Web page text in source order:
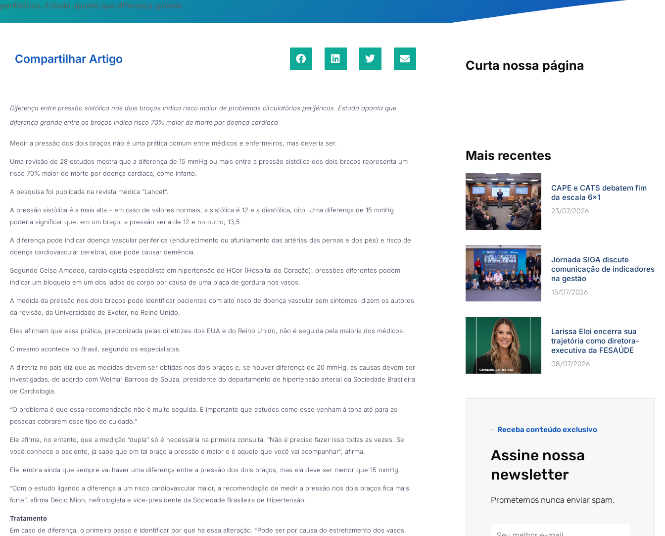
periféricos. Estudo aponta que diferença grande
Compartilhar Artigo
Diferença entre pressão sistólica nos dois braços indica risco maior de problemas circulatórios periféricos. Estudo aponta que
diferença grande entre os braços indica risco 70% maior de morte por doença cardíaca
Medir a pressão dos dois braços não é uma prática comum entre médicos e enfermeiros, mas deveria ser.
Uma revisão de 28 estudos mostra que a diferença de 15 mmHg ou mais entre a pressão sistólica dos dois braços representa um
risco 70% maior de morte por doença cardíaca, como infarto.
A pesquisa foi publicada na revista médica “Lancet”.
A pressão sistólica é a mais alta – em caso de valores normais, a sistólica é 12 e a diastólica, oito. Uma diferença de 15 mmHg
poderia significar que, em um braço, a pressão seria de 12 e no outro, 13,5.
A diferença pode indicar doença vascular periférica (endurecimento ou afunilamento das artérias das pernas e dos pés) e risco de
doença cardiovascular cerebral, que pode causar demência.
Segundo Celso Amodeo, cardiologista especialista em hipertensão do HCor (Hospital do Coração), pressões diferentes podem
indicar um bloqueio em um dos lados do corpo por causa de uma placa de gordura nos vasos.
A medida da pressão nos dois braços pode identificar pacientes com alto risco de doença vascular sem sintomas, dizem os autores
da revisão, da Universidade de Exeter, no Reino Unido.
Eles afirmam que essa prática, preconizada pelas diretrizes dos EUA e do Reino Unido, não é seguida pela maioria dos médicos.
O mesmo acontece no Brasil, segundo os especialistas.
A diretriz no país diz que as medidas devem ser obtidas nos dois braços e, se houver diferença de 20 mmHg, as causas devem ser
investigadas, de acordo com Weimar Barroso de Souza, presidente do departamento de hipertensão arterial da Sociedade Brasileira
de Cardiologia.
“O problema é que essa recomendação não é muito seguida. É importante que estudos como esse venham à tona até para as
pessoas cobrarem esse tipo de cuidado.”
Ele afirma, no entanto, que a medição “dupla” só é necessária na primeira consulta. “Não é preciso fazer isso todas as vezes. Se
você conhece o paciente, já sabe que em tal braço a pressão é maior e é aquele que você vai acompanhar”, afirma.
Ele lembra ainda que sempre vai haver uma diferença entre a pressão dos dois braços, mas ela deve ser menor que 15 mmHg.
“Com o estudo ligando a diferença a um risco cardiovascular maior, a recomendação de medir a pressão nos dois braços fica mais
forte”, afirma Décio Mion, nefrologista e vice-presidente da Sociedade Brasileira de Hipertensão.
Tratamento
Em caso de diferença, o primeiro passo é identificar por que há essa alteração. “Pode ser por causa do estreitamento dos vasos
Curta nossa página
Mais recentes
CAPE e CATS debatem fim
da escala 6×1
23/07/2026
Jornada SIGA discute
comunicação de indicadores
na gestão
15/07/2026
Larissa Eloi encerra sua
trajetória como diretora-
executiva da FESAÚDE
08/07/2026
Receba conteúdo exclusivo
Assine nossa
newsletter
Prometemos nunca enviar spam.
Email